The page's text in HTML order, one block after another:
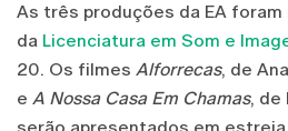
As três produções da EA
da Licenciatura em Som e
20. Os filmes Alforrecas, de
e A Nossa Casa Em Chamas, de